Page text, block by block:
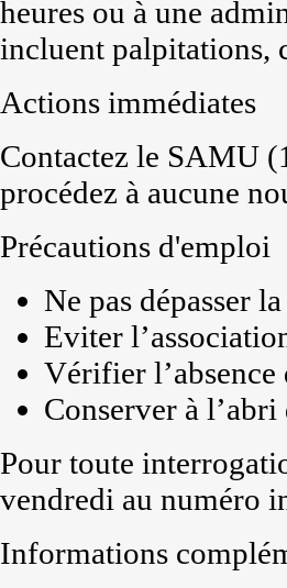
heures ou à une
incluent palpitations,
Actions immédiates
Contactez le SAMU
procédez à aucune
Précautions d'emploi
Ne pas dépasser
Eviter
Vérifier l’absence
Conserver à
Pour toute
vendredi au numéro
Informations